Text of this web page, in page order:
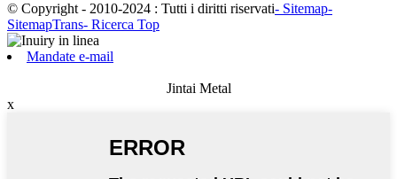
© Copyright - 2010-2024 : Tutti i diritti riservati- Sitemap-
SitemapTrans- Ricerca Top
Mandate e-mail
Jintai Metal
x